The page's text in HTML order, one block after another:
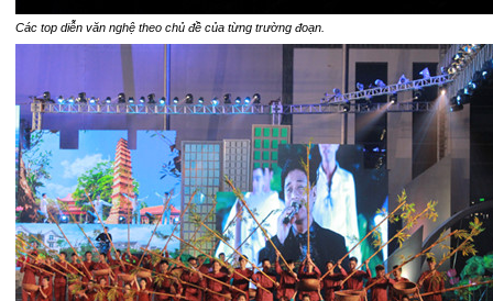
Các top diễn văn nghệ theo chủ đề của từng trường đoạn.